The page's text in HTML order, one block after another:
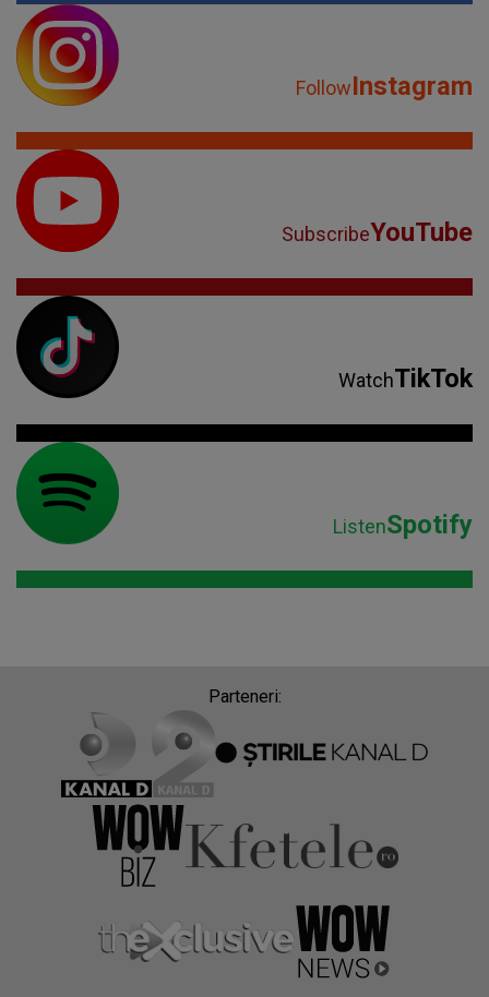
FollowInstagram
SubscribeYouTube
WatchTikTok
ListenSpotify
Parteneri: